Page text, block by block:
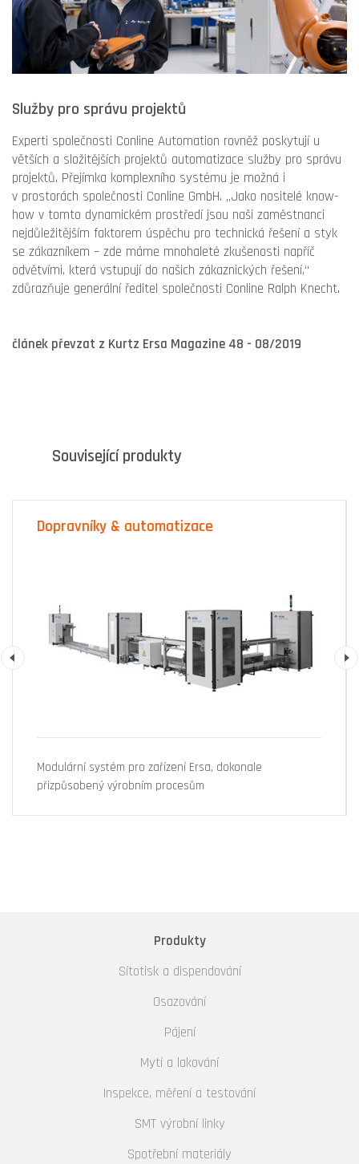
Služby pro správu projektů
Experti společnosti Conline Automation rovněž poskytují u
větších a složitějších projektů automatizace služby pro správu
projektů. Přejímka komplexního systému je možná i
v prostorách společnosti Conline GmbH. „Jako nositelé know-
how v tomto dynamickém prostředí jsou naši zaměstnanci
nejdůležitějším faktorem úspěchu pro technická řešení a styk
se zákazníkem – zde máme mnohaleté zkušenosti napříč
odvětvími, která vstupují do našich zákaznických řešení,“
zdůrazňuje generální ředitel společnosti Conline Ralph Knecht.
článek převzat z Kurtz Ersa Magazine 48 - 08/2019
Související produkty
Previous
Dopravníky & automatizace
Modulární systém pro zařízení Ersa, dokonale
přizpůsobený výrobním procesům
Produkty
Sítotisk a dispendování
Osazování
Pájení
Mytí a lakování
Inspekce, měření a testování
SMT výrobní linky
Spotřební materiály